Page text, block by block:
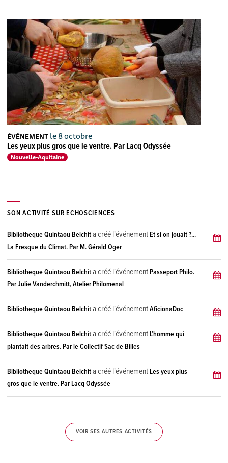
ÉVÉNEMENT le 8 octobre
Les yeux plus gros que le ventre. Par Lacq Odyssée
Nouvelle-Aquitaine
SON ACTIVITÉ SUR ECHOSCIENCES
Bibliotheque Quintaou Belchita créé l'événementEt si on jouait ?...
La Fresque du Climat. Par M. Gérald Oger
Bibliotheque Quintaou Belchita créé l'événementPasseport Philo.
Par Julie Vanderchmitt, Atelier Philomenal
Bibliotheque Quintaou Belchita créé l'événementAficionaDoc
Bibliotheque Quintaou Belchita créé l'événementL’homme qui
plantait des arbres. Par le Collectif Sac de Billes
Bibliotheque Quintaou Belchita créé l'événementLes yeux plus
gros que le ventre. Par Lacq Odyssée
VOIR SES AUTRES ACTIVITÉS